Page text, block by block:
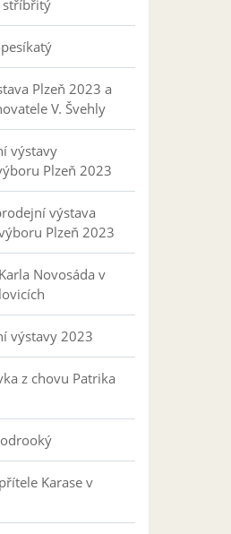
stříbřitý
Plzeň 2023 a
V. Švehly
výstavy
Plzeň 2023
výstava
Plzeň 2023
Novosáda v
výstavy 2023
z chovu Patrika
Karase v